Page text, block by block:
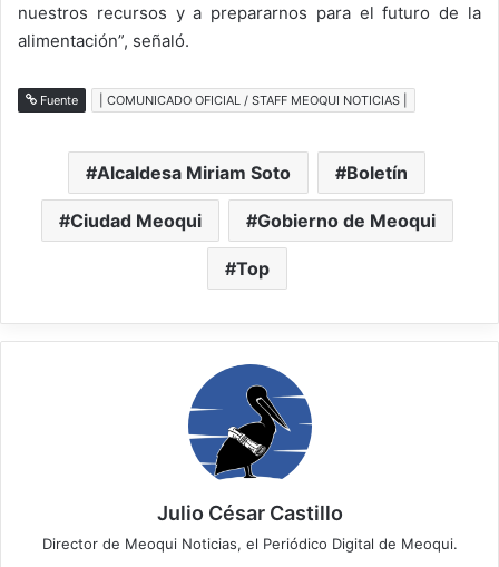
nuestros recursos y a prepararnos para el futuro de la
alimentación”, señaló.
Fuente | COMUNICADO OFICIAL / STAFF MEOQUI NOTICIAS |
Alcaldesa Miriam Soto Boletín
Ciudad Meoqui Gobierno de Meoqui
Top
Julio César Castillo
Director de Meoqui Noticias, el Periódico Digital de Meoqui.